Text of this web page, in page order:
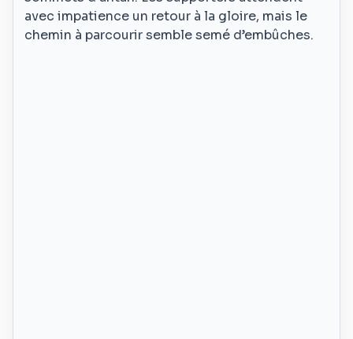
avec impatience un retour à la gloire, mais le
chemin à parcourir semble semé d’embûches.